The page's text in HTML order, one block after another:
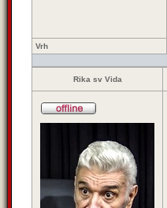
Vrh
Rika sv Vida